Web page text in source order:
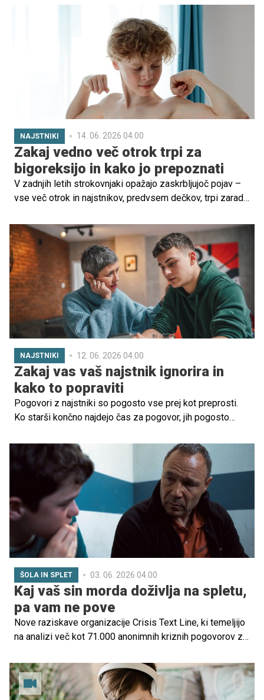
starši slišijo vse pogosteje. V času družbenih omrežij,
pretočnih platform in nenehne medijske izpostavljenosti
so zvezdniki in spletni vplivneži postali vzorniki in tako
pomemben del otroškega sveta. Otroci spremljajo njihove
objave, posnemajo njihov slog oblačenja, govor in
vedenje ter sanjajo o življenju, ki ga vidijo na zaslonih.
NAJSTNIKI 14. 06. 2026 04.00
Zakaj vedno več otrok trpi za
bigoreksijo in kako jo prepoznati
V zadnjih letih strokovnjaki opažajo zaskrbljujoč pojav –
vse več otrok in najstnikov, predvsem dečkov, trpi zaradi
motnjo, ki vodi do obsesivne skrbi za mišično maso in
telesni videz. Ta motnja pogosto ostane neprepoznana,
saj starši in okolica simptome pogosto zamenjajo za
običajne najstniške skrbi glede telesa.
NAJSTNIKI 12. 06. 2026 04.00
Zakaj vas vaš najstnik ignorira in
kako to popraviti
Pogovori z najstniki so pogosto vse prej kot preprosti.
Ko starši končno najdejo čas za pogovor, jih pogosto
nezainteresiranost. Na drugi strani pa najstniki pogosto
doživljajo močna čustva, stiske in dvome, a jih kljub temu
raje zadržijo zase ali delijo z vrstniki. Zakaj?
ŠOLA IN SPLET 03. 06. 2026 04.00
Kaj vaš sin morda doživlja na spletu,
pa vam ne pove
Nove raziskave organizacije Crisis Text Line, ki temeljijo
na analizi več kot 71.000 anonimnih kriznih pogovorov z
pomemben vpogled v to, kako mladi fantje doživljajo
spletni svet, odnose in čustveno stisko.